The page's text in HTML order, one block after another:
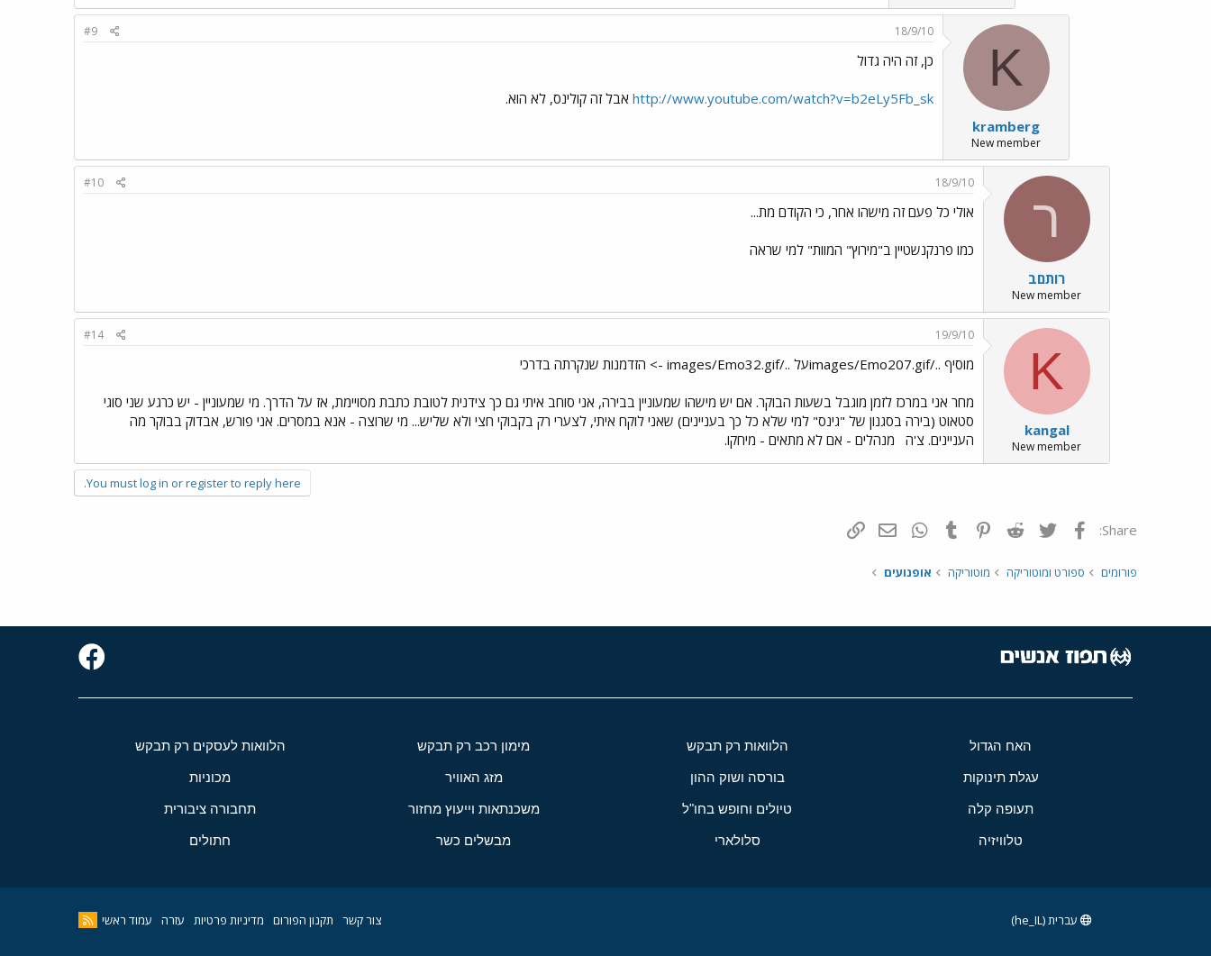
K
kramberg
New member
18/9/10
#9
כן, זה היה גדול
http://www.youtube.com/watch?v=b2eLy5Fb_sk אבל זה קולינס, לא הוא.
ר
רותםב
New member
18/9/10
#10
אולי כל פעם זה מישהו אחר, כי הקודם מת...
כמו פרנקנשטיין ב"מירוץ" המוות" למי שראה
K
kangal
New member
19/9/10
#14
מוסיף ../images/Emo207.gifעל ../images/Emo32.gif -> הזדמנות שנקרתה בדרכי
מחר אני במרכז לזמן מוגבל בשעות הבוקר. אם יש מישהו שמעוניין בבירה, אני סוחב איתי גם כך צידנית לטובת כתבת מסויימת, אז על הדרך. מי שמעוניין - יש כרגע שני סוגי
סטאוט (בירה בסגנון של "גינס" למי שלא כל כך בעניינים) שאני לוקח איתי, לצערי רק בקבוקי חצי ולא שליש... מי שרוצה - אנא במסרים. אני פורש, אבדוק בבוקר מה
העניינים. צ'ה
מנהלים - אם לא מתאים - מיחקו.
You must log in or register to reply here.
Share: פייסבוק Twitter
Reddit
Pinterest
Tumblr
WhatsAppדואר אלקטרוני
פורומים ספורט ומוטוריקה מוטוריקה אופנועים
האח הגדול הלוואות רק תבקש מימון רכב רק תבקש הלוואות לעסקים רק תבקש
עגלת תינוקות בורסה ושוק ההון מזג האוויר מכוניות
תעופה קלה טיולים וחופש בחו"ל משכנתאות וייעוץ מחזור תחבורה ציבורית
טלוויזיה סלולארי מבשלים כשר חתולים
צור קשר תקנון הפורום מדיניות פרטיות עזרה עמוד ראשי עברית (he_IL)